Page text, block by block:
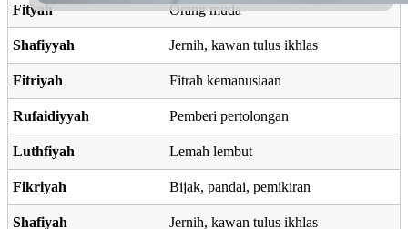
Fityah Orang muda
Shafiyyah Jernih, kawan tulus ikhlas
Fitriyah Fitrah kemanusiaan
Rufaidiyyah Pemberi pertolongan
Luthfiyah Lemah lembut
Fikriyah Bijak, pandai, pemikiran
Shafiyah Jernih, kawan tulus ikhlas